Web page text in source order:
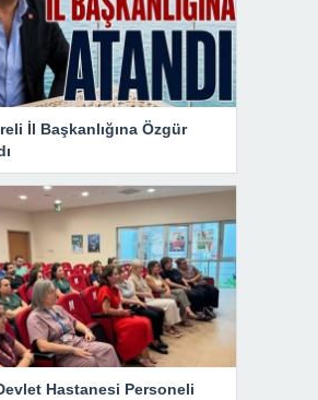
İl Başkanlığına Özgür
Hastanesi Personeli